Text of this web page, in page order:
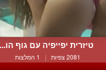
טיזרית יפייפיה עם גוף הו...
2081 צפיות | 1 המלצות